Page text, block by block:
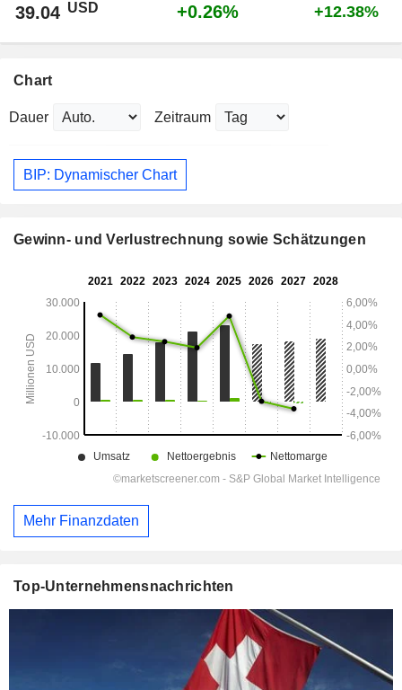
39.04 USD +0.26% +12.38%
Chart
Dauer Zeitraum
BIP: Dynamischer Chart
Gewinn- und Verlustrechnung sowie Schätzungen
Mehr Finanzdaten
Top-Unternehmensnachrichten